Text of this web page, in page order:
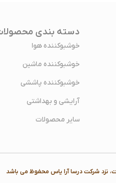
دسته بندی
خوشبوکننده هوا
خوشبوکننده ماشین
خوشبوکننده پاششی
آرایشی و بهداشتی
سایر محصولات
نزد شرکت درسا آرا یاس محفوظ می باشد